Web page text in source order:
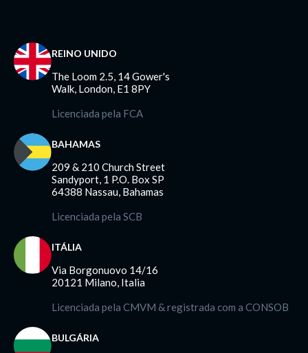
REINO UNIDO
The Loom 2.5, 14 Gower's
Walk, London, E1 8PY
Licenciada pela FCA
BAHAMAS
209 & 210 Church Street
Sandyport, 1 P.O. Box SP
64388 Nassau, Bahamas
Licenciada pela SCB
ITÁLIA
Via Borgonuovo 14/16
20121 Milano, Italia
Licenciada pela CMVM & registrada com a CONSOB
BULGÁRIA